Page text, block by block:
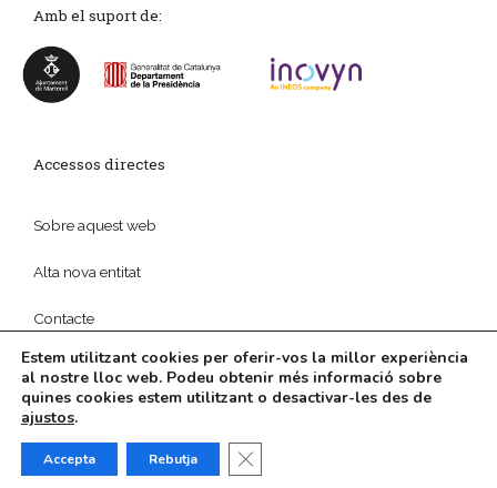
Amb el suport de:
Accessos directes
Sobre aquest web
Alta nova entitat
Contacte
© 2026
DigitalperaTotArreu.com
Estem utilitzant cookies per oferir-vos la millor experiència
al nostre lloc web. Podeu obtenir més informació sobre
quines cookies estem utilitzant o desactivar-les des de
ajustos.
Accepta Rebutja Tanca el bàner de galetes RGPD